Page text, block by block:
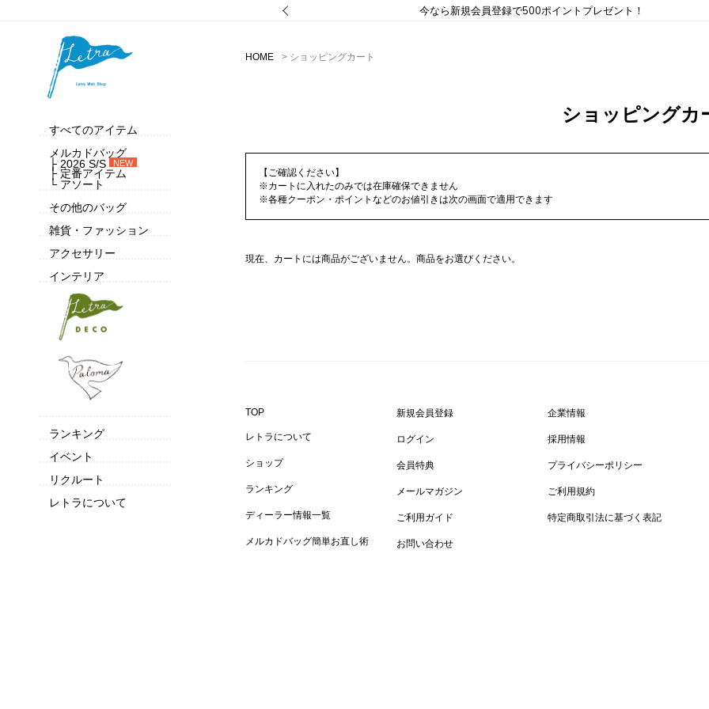
今なら新規会員登録で500ポイントプレゼント！
すべてのアイテム
メルカドバッグ
├ 2026 S/S
NEW
├ 定番アイテム
└ アソート
その他のバッグ
雑貨・ファッション
アクセサリー
インテリア
ランキング
イベント
リクルート
レトラについて
HOME ショッピングカート
ショッピングカ
【ご確認ください】
※カートに入れたのみでは在庫確保できません
※各種クーポン・ポイントなどのお値引きは次の画面で適用できます
現在、カートには商品がございません。商品をお選びください。
TOP
レトラについて
ショップ
ランキング
ディーラー情報一覧
メルカドバッグ簡単お直し術
新規会員登録
ログイン
会員特典
メールマガジン
ご利用ガイド
お問い合わせ
企業情報
採用情報
プライバシーポリシー
ご利用規約
特定商取引法に基づく表記